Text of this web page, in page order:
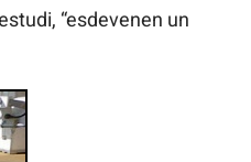
“esdevenen un